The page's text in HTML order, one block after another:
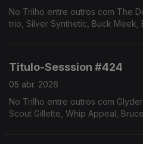
No Trilho entre outros com The
trio, Silver Synthetic, Buck Meek,
Titulo-Sesssion #424
05 abr. 2026
No Trilho entre outros com
Scout Gillette, Whip Appeal,